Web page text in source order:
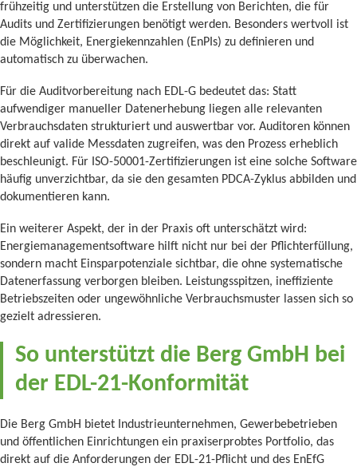
frühzeitig und unterstützen die Erstellung von Berichten, die für
Audits und Zertifizierungen benötigt werden. Besonders wertvoll ist
die Möglichkeit, Energiekennzahlen (EnPIs) zu definieren und
automatisch zu überwachen.
Für die Auditvorbereitung nach EDL-G bedeutet das: Statt
aufwendiger manueller Datenerhebung liegen alle relevanten
Verbrauchsdaten strukturiert und auswertbar vor. Auditoren können
direkt auf valide Messdaten zugreifen, was den Prozess erheblich
beschleunigt. Für ISO-50001-Zertifizierungen ist eine solche Software
häufig unverzichtbar, da sie den gesamten PDCA-Zyklus abbilden und
dokumentieren kann.
Ein weiterer Aspekt, der in der Praxis oft unterschätzt wird:
Energiemanagementsoftware hilft nicht nur bei der Pflichterfüllung,
sondern macht Einsparpotenziale sichtbar, die ohne systematische
Datenerfassung verborgen bleiben. Leistungsspitzen, ineffiziente
Betriebszeiten oder ungewöhnliche Verbrauchsmuster lassen sich so
gezielt adressieren.
So unterstützt die Berg GmbH bei
der EDL-21-Konformität
Die Berg GmbH bietet Industrieunternehmen, Gewerbebetrieben
und öffentlichen Einrichtungen ein praxiserprobtes Portfolio, das
direkt auf die Anforderungen der EDL-21-Pflicht und des EnEfG